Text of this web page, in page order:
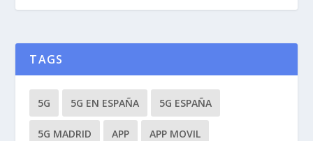
TAGS
5G 5G EN ESPAÑA 5G ESPAÑA
5G MADRID APP APP MOVIL